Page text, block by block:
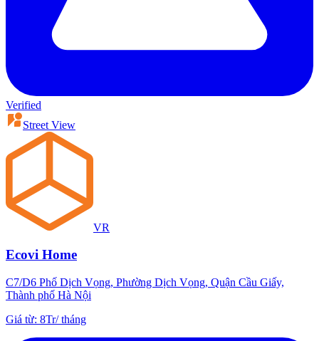
Verified
Street View
VR
Ecovi Home
C7/D6 Phố Dịch Vọng, Phường Dịch Vọng, Quận Cầu Giấy,
Thành phố Hà Nội
Giá từ: 8Tr/tháng